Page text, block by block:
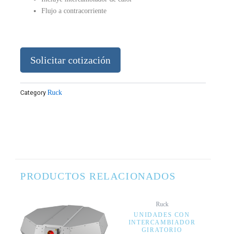
Flujo a contracorriente
Solicitar cotización
Category Ruck
PRODUCTOS RELACIONADOS
Ruck
UNIDADES CON
INTERCAMBIADOR
GIRATORIO